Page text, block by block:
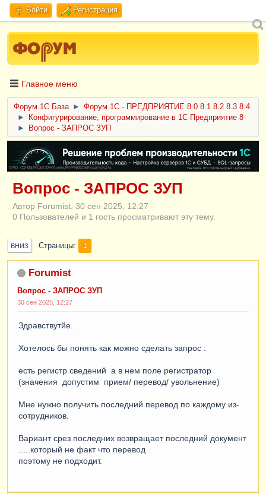
Войти Регистрация
Главное меню
Форум 1C База ►
Форум 1С - ПРЕДПРИЯТИЕ 8.0 8.1 8.2 8.3 8.4
►
Конфигурирование, программирование в 1С Предприятие 8
►
Вопрос - ЗАПРОС ЗУП
ERID: CQH36pWzJqVJD4xVLsnhcU4hVPNjkBZe8KKxjJiYySyZAz
Вопрос - ЗАПРОС ЗУП
Автор Forumist, 30 сен 2025, 12:27
0 Пользователей и 1 гость просматривают эту тему.
ВНИЗ Страницы 1
Forumist
Вопрос - ЗАПРОС ЗУП
30 сен 2025, 12:27
Здравствутйе.
Хотелось бы понять как можно сделать запрос :
есть регистр сведений а в нем поле регистратор
(значения допустим прием/ перевод/ увольнение)
Мне нужно получить последний перевод по каждому из-
сотрудников.
Вариант срез последних возвращает последний документ
.....который не факт что перевод
поэтому не подходит.